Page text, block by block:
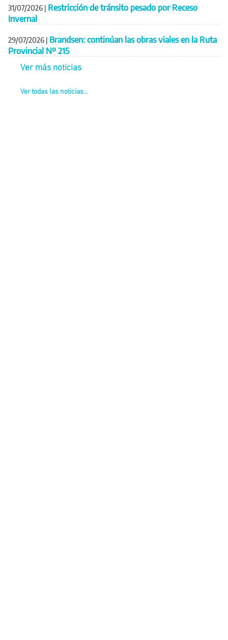
31/07/2026 | Restricción de tránsito pesado por Receso
Invernal
29/07/2026 | Brandsen: continúan las obras viales en la Ruta
Provincial Nº 215
Ver más noticias
Ver todas las noticias...